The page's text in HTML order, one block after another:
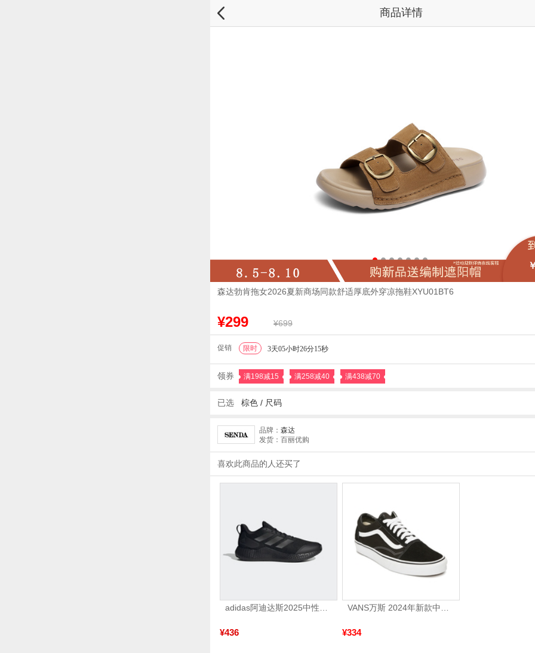
商品详情
森达勃肯拖女2026夏新商场同款舒适厚底外穿凉拖鞋XYU01BT6
¥299 ¥699
促销 限时 3天05小时26分14秒
领券 满198减15 满258减40 满438减70
已选 棕色 / 尺码
品牌： 森达
发货：百丽优购
喜欢此商品的人还买了
adidas阿迪达斯2025中性edge gamedaySPW FTW-跑步GW2499
¥436
VANS万斯 2024年新款中性OldSkool帆布鞋/硫化鞋VN000D3HY28（延续款）
¥334